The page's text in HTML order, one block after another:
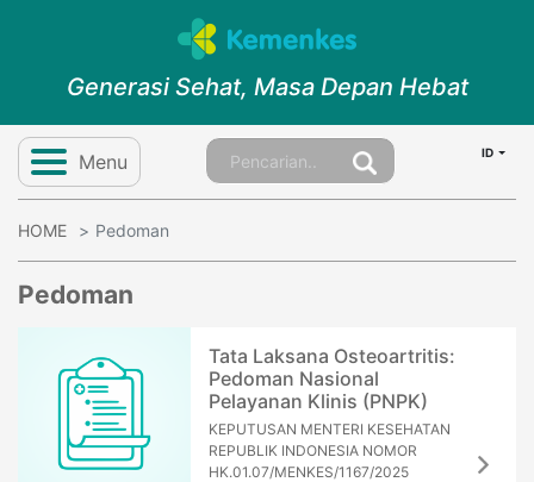
Generasi Sehat, Masa Depan Hebat
Menu ID
HOME Pedoman
Pedoman
Tata Laksana Osteoartritis:
Pedoman Nasional
Pelayanan Klinis (PNPK)
KEPUTUSAN MENTERI KESEHATAN
REPUBLIK INDONESIA NOMOR
HK.01.07/MENKES/1167/2025